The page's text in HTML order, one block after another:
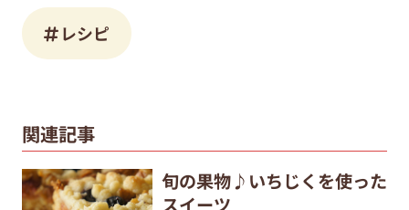
レシピ
関連記事
旬の果物♪いちじくを使った
スイーツ